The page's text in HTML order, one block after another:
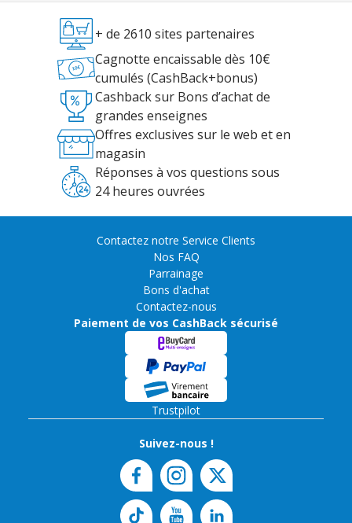
+ de 2610 sites partenaires
Cagnotte encaissable dès 10€
cumulés (CashBack+bonus)
Cashback sur Bons d’achat de
grandes enseignes
Offres exclusives sur le web et en
magasin
Réponses à vos questions sous
24 heures ouvrées
Contactez notre Service Clients
Nos FAQ
Parrainage
Bons d'achat
Contactez-nous
Paiement de vos CashBack sécurisé
Trustpilot
Suivez-nous !